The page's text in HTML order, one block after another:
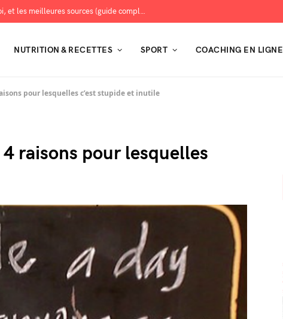
Les protéines : combien en manger, pourquoi, et les meilleures sources (guide complet)
NUTRITION & RECETTES SPORT COACHING EN LIGNE
pour lesquelles c’est stupide et inutile
4 raisons pour lesquelles